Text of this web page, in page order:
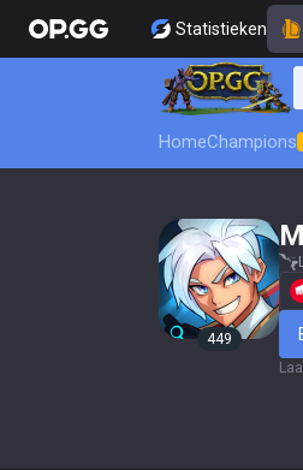
Statistieken
HomeChampions
449